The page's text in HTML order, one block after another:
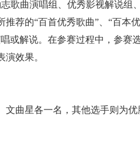
歌曲演唱组、优秀影视解说组
荐的“百首优秀歌曲”、“百本
或解说。在参赛过程中，参赛
效果。
曲星各一名，其他选手则为优